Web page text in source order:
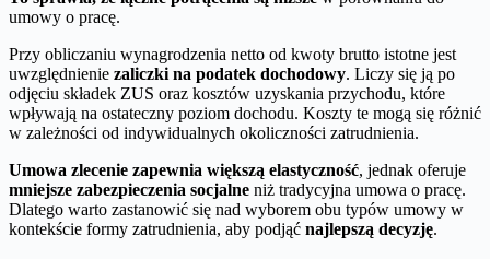
umowy o pracę.
Przy obliczaniu wynagrodzenia netto od kwoty brutto istotne jest
uwzględnienie zaliczki na podatek dochodowy. Liczy się ją po
odjęciu składek ZUS oraz kosztów uzyskania przychodu, które
wpływają na ostateczny poziom dochodu. Koszty te mogą się różnić
w zależności od indywidualnych okoliczności zatrudnienia.
Umowa zlecenie zapewnia większą elastyczność, jednak oferuje
mniejsze zabezpieczenia socjalne niż tradycyjna umowa o pracę.
Dlatego warto zastanowić się nad wyborem obu typów umowy w
kontekście formy zatrudnienia, aby podjąć najlepszą decyzję.